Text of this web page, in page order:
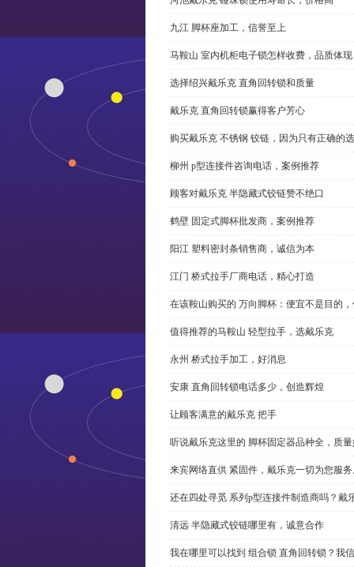
九江 脚杯座加工，信誉至上
马鞍山 室内机柜电子锁怎样收费，品质体现
选择绍兴戴乐克 直角回转锁和质量
戴乐克 直角回转锁赢得客户芳心
购买戴乐克 不锈钢 铰链，因为只有正确的
柳州 p型连接件咨询电话，案例推荐
顾客对戴乐克 半隐藏式铰链赞不绝口
鹤壁 固定式脚杯批发商，案例推荐
阳江 塑料密封条销售商，诚信为本
江门 桥式拉手厂商电话，精心打造
在该鞍山购买的 万向脚杯：便宜不是目的
值得推荐的马鞍山 轻型拉手，选戴乐克
永州 桥式拉手加工，好消息
安康 直角回转锁电话多少，创造辉煌
让顾客满意的戴乐克 把手
听说戴乐克这里的 脚杯固定器品种全，质
来宾网络直供 紧固件，戴乐克一切为您服
还在四处寻觅 系列p型连接件制造商吗？戴
清远 半隐藏式铰链哪里有，诚意合作
我在哪里可以找到 组合锁 直角回转锁？我